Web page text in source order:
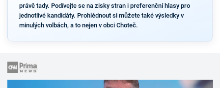
právě tady. Podívejte se na zisky stran i preferenční hlasy pro
jednotlivé kandidáty. Prohlédnout si můžete také výsledky v
minulých volbách, a to nejen v obci Choteč.